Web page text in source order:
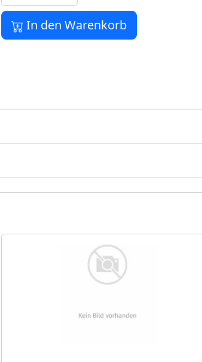
In den Warenkorb